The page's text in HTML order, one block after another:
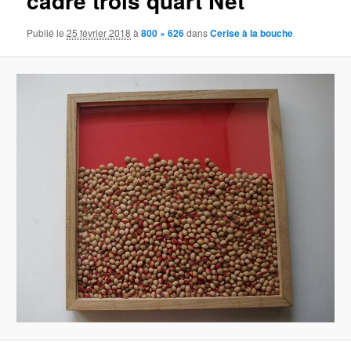
Publié le25 février 2018 à800 × 626dansCerise à la bouche